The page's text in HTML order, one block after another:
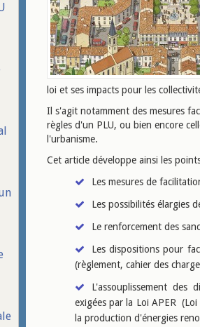
loi et ses impacts pour les
Il s'agit notamment des mesures
règles d'un PLU, ou bien encore
l'urbanisme.
Cet article développe ainsi les
Les mesures de
Les possibilités élargies
Le renforcement des
Les dispositions pour
(règlement, cahier des
L'assouplissement des
exigées par la Loi APER
la production d'énergies